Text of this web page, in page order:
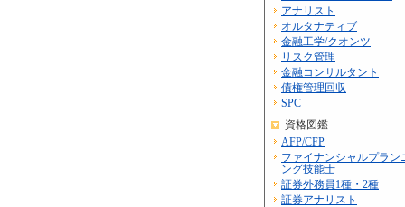
アナリスト
オルタナティブ
金融工学/クオンツ
リスク管理
金融コンサルタント
債権管理回収
SPC
資格図鑑
AFP/CFP
ファイナンシャルプラン
ング技能士
証券外務員1種・2種
証券アナリスト